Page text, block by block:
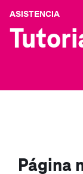
ASISTENCIA